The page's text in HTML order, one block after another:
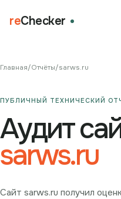
reChecker
Главная/Отчёты/sarws.ru
ПУБЛИЧНЫЙ ТЕХНИЧЕСКИЙ
Аудит
sarws.ru
Сайт sarws.ru получил